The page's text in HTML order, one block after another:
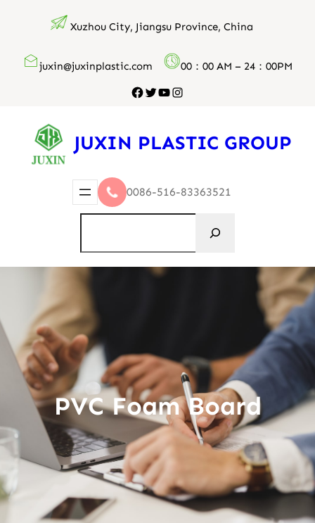
Xuzhou City, Jiangsu Province, China
juxin@juxinplastic.com 00：00 AM – 24：00PM
Facebook
Twitter
YouTube
Instagram
JUXIN PLASTIC GROUP
0086-516-83363521
PVC Foam Board